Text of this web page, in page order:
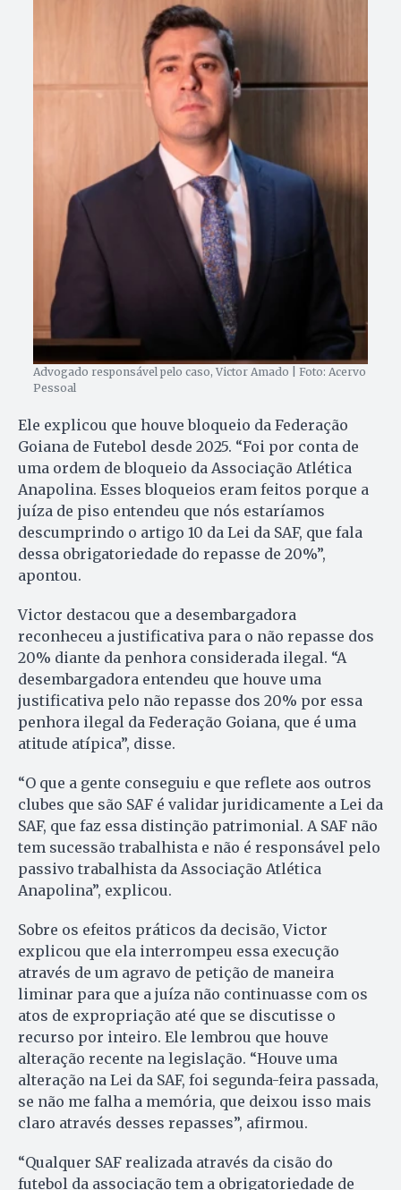
Advogado responsável pelo caso, Victor Amado | Foto: Acervo
Pessoal
Ele explicou que houve bloqueio da Federação
Goiana de Futebol desde 2025. “Foi por conta de
uma ordem de bloqueio da Associação Atlética
Anapolina. Esses bloqueios eram feitos porque a
juíza de piso entendeu que nós estaríamos
descumprindo o artigo 10 da Lei da SAF, que fala
dessa obrigatoriedade do repasse de 20%”,
apontou.
Victor destacou que a desembargadora
reconheceu a justificativa para o não repasse dos
20% diante da penhora considerada ilegal. “A
desembargadora entendeu que houve uma
justificativa pelo não repasse dos 20% por essa
penhora ilegal da Federação Goiana, que é uma
atitude atípica”, disse.
“O que a gente conseguiu e que reflete aos outros
clubes que são SAF é validar juridicamente a Lei da
SAF, que faz essa distinção patrimonial. A SAF não
tem sucessão trabalhista e não é responsável pelo
passivo trabalhista da Associação Atlética
Anapolina”, explicou.
Sobre os efeitos práticos da decisão, Victor
explicou que ela interrompeu essa execução
através de um agravo de petição de maneira
liminar para que a juíza não continuasse com os
atos de expropriação até que se discutisse o
recurso por inteiro. Ele lembrou que houve
alteração recente na legislação. “Houve uma
alteração na Lei da SAF, foi segunda-feira passada,
se não me falha a memória, que deixou isso mais
claro através desses repasses”, afirmou.
“Qualquer SAF realizada através da cisão do
futebol da associação tem a obrigatoriedade de